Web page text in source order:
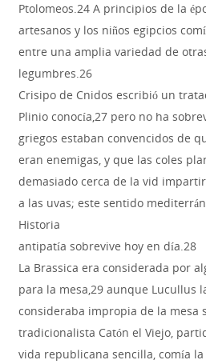
Ptolomeos.24 A principios de la
artesanos y los niños egipcios
entre una amplia variedad de
legumbres.26
Crisipo de Cnidos escribió un
Plinio conocía,27 pero no ha
griegos estaban convencidos de
eran enemigas, y que las coles
demasiado cerca de la vid
a las uvas; este sentido
Historia
antipatía sobrevive hoy en día.28
La Brassica era considerada por
para la mesa,29 aunque Lucullus
consideraba impropia de la mesa
tradicionalista Catón el Viejo,
vida republicana sencilla, comía